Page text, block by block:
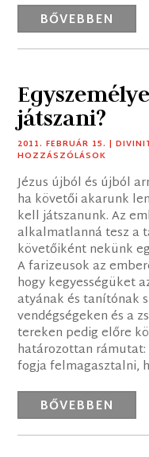
BŐVEBBEN
játszani?
2011. FEBRUÁR 15. |
HOZZÁSZÓLÁSOK
Jézus újból és újból
ha követői akarunk
kell játszanunk. Az
alkalmatlanná tesz a
követőiként nekünk
A farizeusok az
hogy kegyességüket
atyának és tanítónak
vendégségeken és a
tereken pedig előre
határozottan
fogja felmagasztalni,
BŐVEBBEN